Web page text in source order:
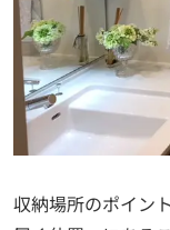
収納場所のポイン